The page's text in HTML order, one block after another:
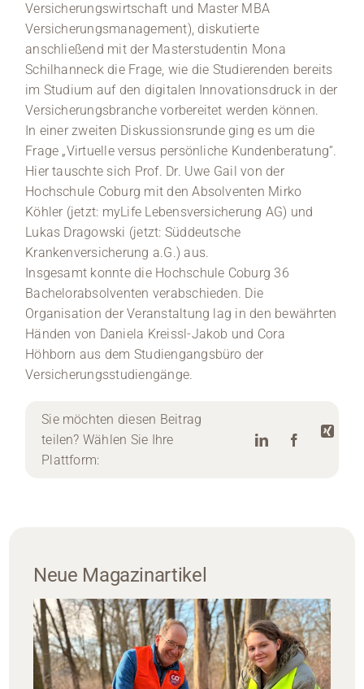
Versicherungswirtschaft und Master MBA
Versicherungsmanagement), diskutierte
anschließend mit der Masterstudentin Mona
Schilhanneck die Frage, wie die Studierenden bereits
im Studium auf den digitalen Innovationsdruck in der
Versicherungsbranche vorbereitet werden können.
In einer zweiten Diskussionsrunde ging es um die
Frage „Virtuelle versus persönliche Kundenberatung“.
Hier tauschte sich Prof. Dr. Uwe Gail von der
Hochschule Coburg mit den Absolventen Mirko
Köhler (jetzt: myLife Lebensversicherung AG) und
Lukas Dragowski (jetzt: Süddeutsche
Krankenversicherung a.G.) aus.
Insgesamt konnte die Hochschule Coburg 36
Bachelorabsolventen verabschieden. Die
Organisation der Veranstaltung lag in den bewährten
Händen von Daniela Kreissl-Jakob und Cora
Höhborn aus dem Studiengangsbüro der
Versicherungsstudiengänge.
Sie möchten diesen Beitrag
teilen? Wählen Sie Ihre
Plattform:
Neue Magazinartikel